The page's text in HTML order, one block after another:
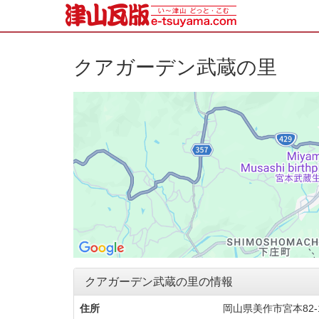
クアガーデン武蔵の里
クアガーデン武蔵の里の情報
住所 岡山県美作市宮本